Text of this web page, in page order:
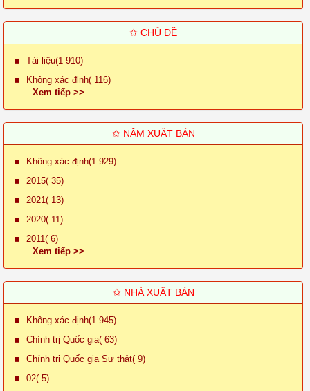
✩ CHỦ ĐỀ
Tài liệu(1 910)
Không xác định( 116)
Xem tiếp >>
✩ NĂM XUẤT BẢN
Không xác định(1 929)
2015( 35)
2021( 13)
2020( 11)
2011( 6)
Xem tiếp >>
✩ NHÀ XUẤT BẢN
Không xác định(1 945)
Chính trị Quốc gia( 63)
Chính trị Quốc gia Sự thật( 9)
02( 5)